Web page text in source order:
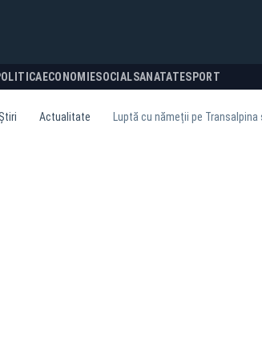
ECONOMIESOCIALSANATATESPORT
Actualitate Luptă cu nămeții pe